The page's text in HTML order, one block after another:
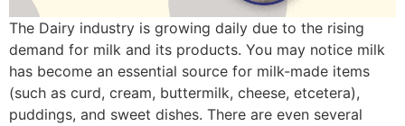
The Dairy industry is growing daily due to the rising
demand for milk and its products. You may notice milk
has become an essential source for milk-made items
(such as curd, cream, buttermilk, cheese, etcetera),
puddings, and sweet dishes. There are even several